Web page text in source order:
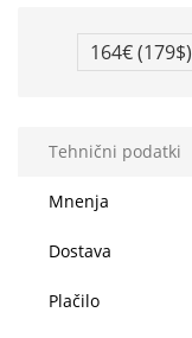
164€(179$)
Tehnični podatki
Mnenja
Dostava
Plačilo